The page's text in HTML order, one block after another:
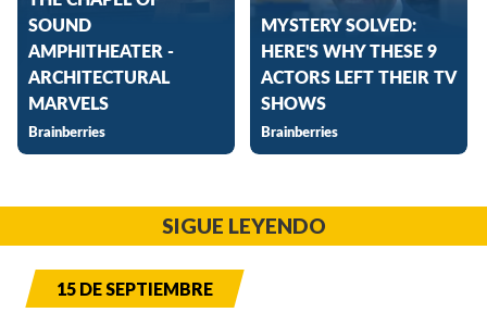
SIGUE LEYENDO
15 DE SEPTIEMBRE